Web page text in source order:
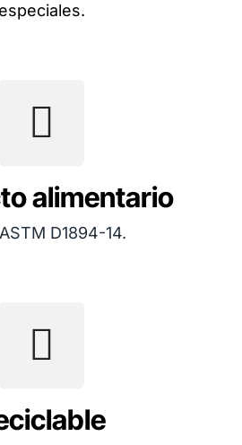
especiales.
alimentario
ASTM D1894-14.